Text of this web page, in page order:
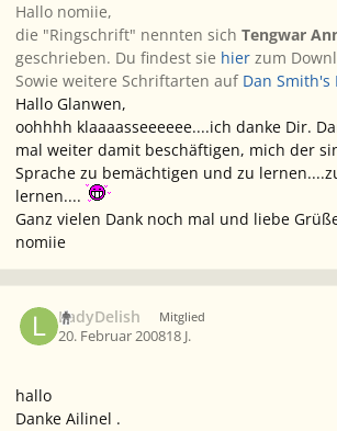
Hallo nomiie,
die "Ringschrift" nennten sich Tengwar
geschrieben. Du findest sie hier zum
Sowie weitere Schriftarten auf Dan Smith's
Hallo Glanwen,
oohhhh klaaaasseeeeee....ich danke Dir.
mal weiter damit beschäftigen, mich der
Sprache zu bemächtigen und zu
lernen....
Ganz vielen Dank noch mal und liebe
nomiie
LadyDelish Mitglied
20. Februar 200818 J.
hallo
Danke Ailinel .